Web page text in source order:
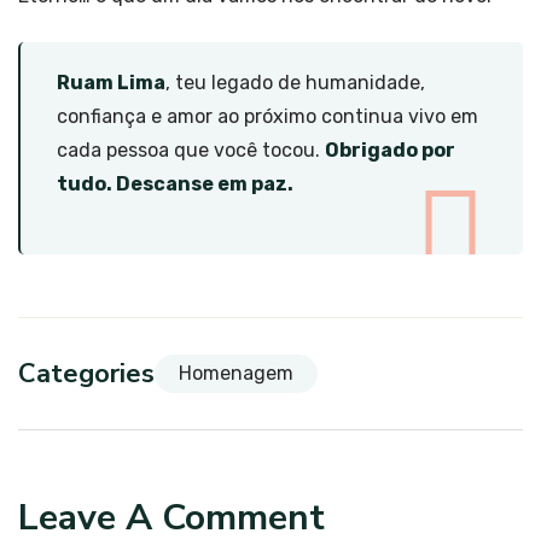
Ruam Lima, teu legado de humanidade,
confiança e amor ao próximo continua vivo em
cada pessoa que você tocou. Obrigado por
tudo. Descanse em paz.
Categories Homenagem
Leave A Comment